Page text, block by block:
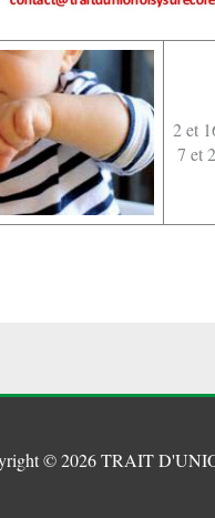
2 et
7 et
© 2026TRAIT